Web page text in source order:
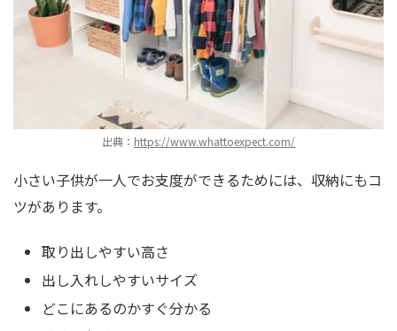
出典： https://www.whattoexpect.com/
小さい子供が一人でお支度ができるためには、収納にもコ
ツがあります。
取り出しやすい高さ
出し入れしやすいサイズ
どこにあるのかすぐ分かる